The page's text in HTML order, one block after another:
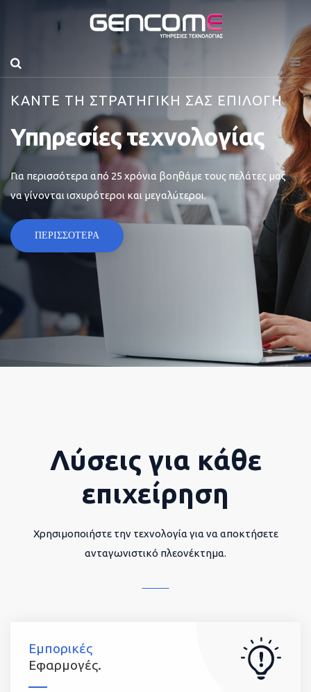
ΚΑΝΤΕ ΤΗ ΣΤΡΑΤΗΓΙΚΗ ΣΑΣ ΕΠΙΛΟΓΗ
Υπηρεσίες τεχνολογίας
Για περισσότερα από 25 χρόνια βοηθάμε τους πελάτες μας
να γίνονται ισχυρότεροι και μεγαλύτεροι.
ΠΕΡΙΣΣΟΤΕΡΑ
Λύσεις για κάθε
επιχείρηση
Χρησιμοποιήστε την τεχνολογία για να αποκτήσετε
ανταγωνιστικό πλεονέκτημα.
Εμπορικές
Εφαρμογές.